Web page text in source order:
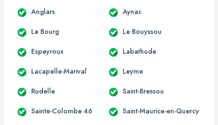
Anglars Aynac
Le Bourg Le Bouyssou
Espeyroux Labathude
Lacapelle-Marival Leyme
Rudelle Saint-Bressou
Sainte-Colombe 46 Saint-Maurice-en-Quercy